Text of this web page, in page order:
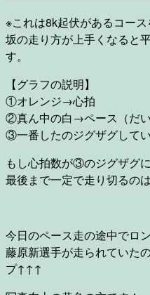
※これは8k起伏があるコース
坂の走り方が上手くなると
す。
【グラフの説明】
①オレンジ→心拍
②真ん中の白→ペース（だい
③一番したのジグザグして
もし心拍数が③のジグザグに
最後まで一定で走り切るの
今日のペース走の途中でロ
藤原新選手が走られていた
プ↑↑↑